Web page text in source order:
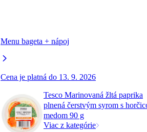
Menu bageta + nápoj
Cena je platná do 13. 9. 2026
Tesco Marinovaná žltá paprika
plnená čerstvým syrom s
medom 90 g
Viac z kategórie